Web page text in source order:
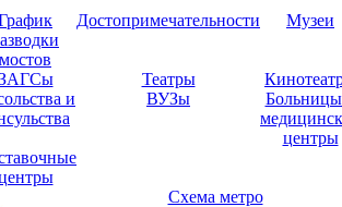
мостов
Достопримечательности Музеи
Театры
и
ВУЗы
центры
Схема метро